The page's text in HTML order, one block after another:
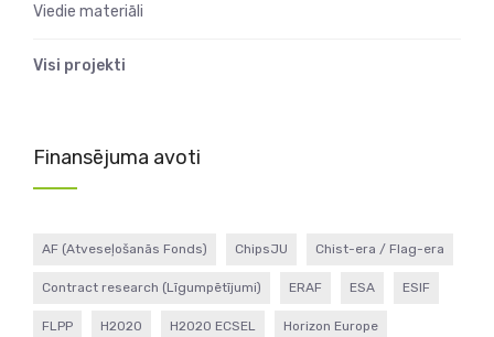
Viedie materiāli
Visi projekti
Finansējuma avoti
AF (Atveseļošanās Fonds) ChipsJU Chist-era / Flag-era
Contract research (Līgumpētījumi) ERAF ESA ESIF
FLPP H2020 H2020 ECSEL Horizon Europe